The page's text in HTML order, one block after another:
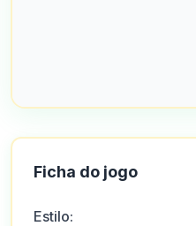
Ficha do jogo
Estilo: